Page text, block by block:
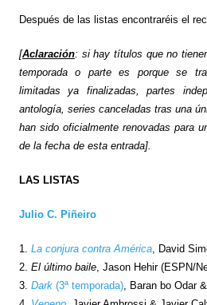
Después de las listas encontraréis el
[Aclaración: si hay títulos que no
temporada o parte es porque se
limitadas ya finalizadas, partes
antología, series canceladas tras una
han sido oficialmente renovadas para
de la fecha de esta entrada].
LAS LISTAS
Julio C. Piñeiro
1. La conjura contra América, David
2. El último baile, Jason Hehir (ESPN/
3. Dark(3ª temporada), Baran bo Odar